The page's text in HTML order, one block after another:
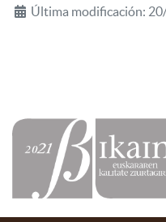
Última modificación: